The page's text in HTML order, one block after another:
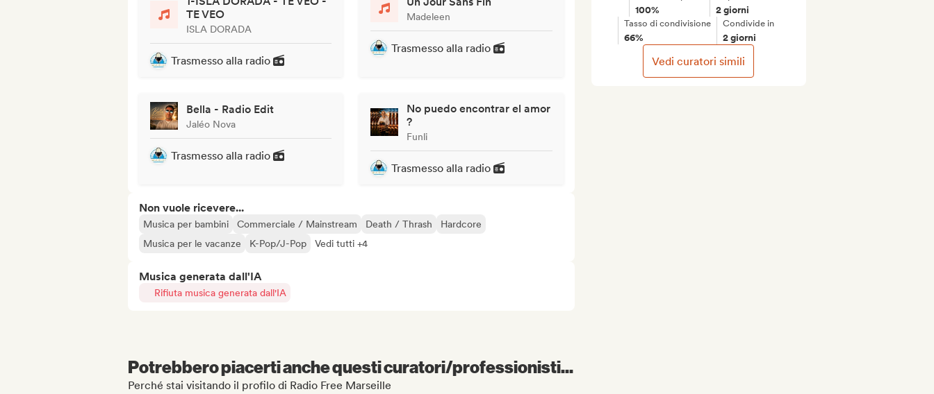
TE VEO
ISLA DORADA
Trasmesso alla radio
Madeleen
Trasmesso alla radio
Bella - Radio Edit
Jaléo Nova
Trasmesso alla radio
No puedo encontrar el amor
?
Funli
Trasmesso alla radio
Non vuole ricevere...
Musica per bambini Commerciale / Mainstream Death / Thrash
Hardcore
Musica per le vacanze
K-Pop/J-Pop Vedi tutti +4
Musica generata dall'IA
Rifiuta musica generata dall'IA
100% 2 giorni
Tasso di condivisione
66%
Condivide in
2 giorni
Vedi curatori simili
Potrebbero piacerti anche questi curatori/professionisti...
Perché stai visitando il profilo di Radio Free Marseille